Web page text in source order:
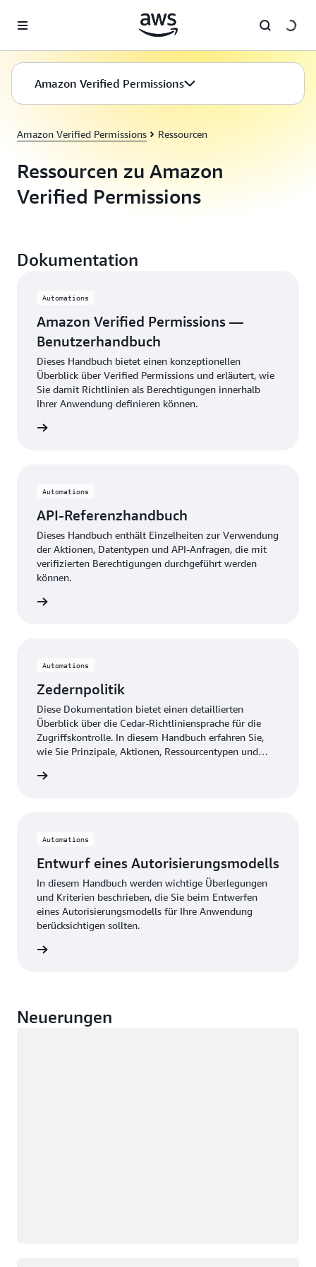
Überspringen zum Hauptinhalt
Amazon Verified Permissions
Amazon Verified Permissions Ressourcen
Ressourcen zu Amazon
Verified Permissions
Dokumentation
Automations
Amazon Verified Permissions —
Benutzerhandbuch
Dieses Handbuch bietet einen konzeptionellen
Überblick über Verified Permissions und erläutert, wie
Sie damit Richtlinien als Berechtigungen innerhalb
Ihrer Anwendung definieren können.
Automations
API-Referenzhandbuch
Dieses Handbuch enthält Einzelheiten zur Verwendung
der Aktionen, Datentypen und API-Anfragen, die mit
verifizierten Berechtigungen durchgeführt werden
können.
Automations
Zedernpolitik
Diese Dokumentation bietet einen detaillierten
Überblick über die Cedar-Richtliniensprache für die
Zugriffskontrolle. In diesem Handbuch erfahren Sie,
wie Sie Prinzipale, Aktionen, Ressourcentypen und
definieren.
Automations
Entwurf eines Autorisierungsmodells
In diesem Handbuch werden wichtige Überlegungen
und Kriterien beschrieben, die Sie beim Entwerfen
eines Autorisierungsmodells für Ihre Anwendung
berücksichtigen sollten.
Neuerungen